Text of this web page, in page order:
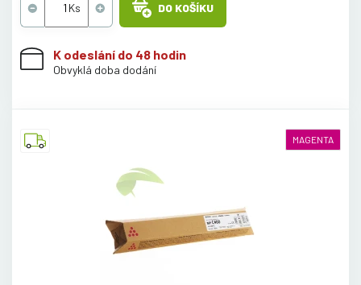
DO KOŠÍKU
K odeslání do 48 hodin
Obvyklá doba dodání
MAGENTA